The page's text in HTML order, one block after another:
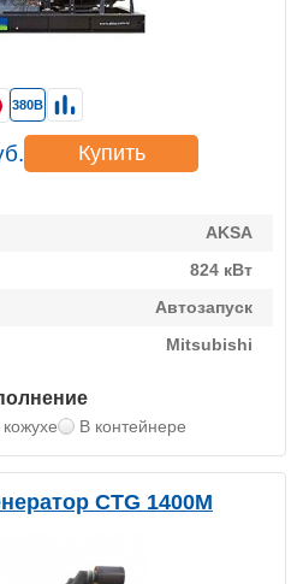
AKSA
824 кВт
Автозапуск
Mitsubishi
В контейнере
380В
Купить
CTG 1400M